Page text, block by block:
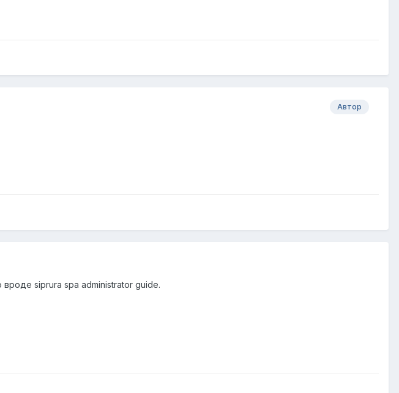
Автор
siprura spa administrator guide.